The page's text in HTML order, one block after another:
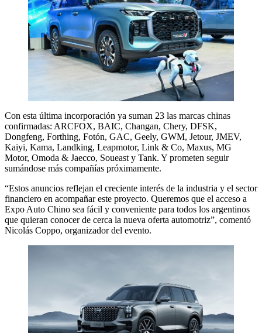
Con esta última incorporación ya suman 23 las marcas chinas
confirmadas: ARCFOX, BAIC, Changan, Chery, DFSK,
Dongfeng, Forthing, Fotón, GAC, Geely, GWM, Jetour, JMEV,
Kaiyi, Kama, Landking, Leapmotor, Link & Co, Maxus, MG
Motor, Omoda & Jaecco, Soueast y Tank. Y prometen seguir
sumándose más compañías próximamente.
“Estos anuncios reflejan el creciente interés de la industria y el sector
financiero en acompañar este proyecto. Queremos que el acceso a
Expo Auto Chino sea fácil y conveniente para todos los argentinos
que quieran conocer de cerca la nueva oferta automotriz”, comentó
Nicolás Coppo, organizador del evento.